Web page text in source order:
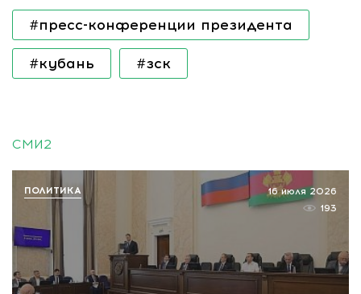
#пресс-конференции президента
#кубань #зск
СМИ2
16 июля 2026
193
ПОЛИТИКА